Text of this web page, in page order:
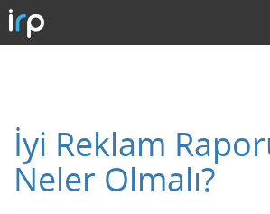
İyi Reklam
Neler Olmalı?